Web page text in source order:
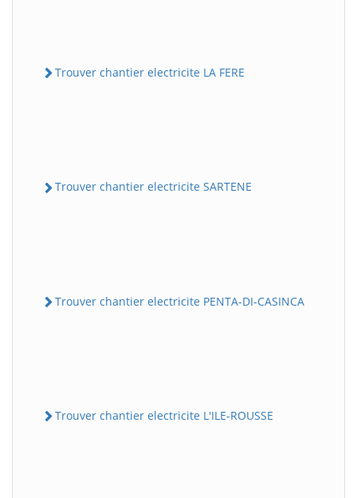
Trouver chantier electricite LA FERE
Trouver chantier electricite SARTENE
Trouver chantier electricite PENTA-DI-CASINCA
Trouver chantier electricite L'ILE-ROUSSE